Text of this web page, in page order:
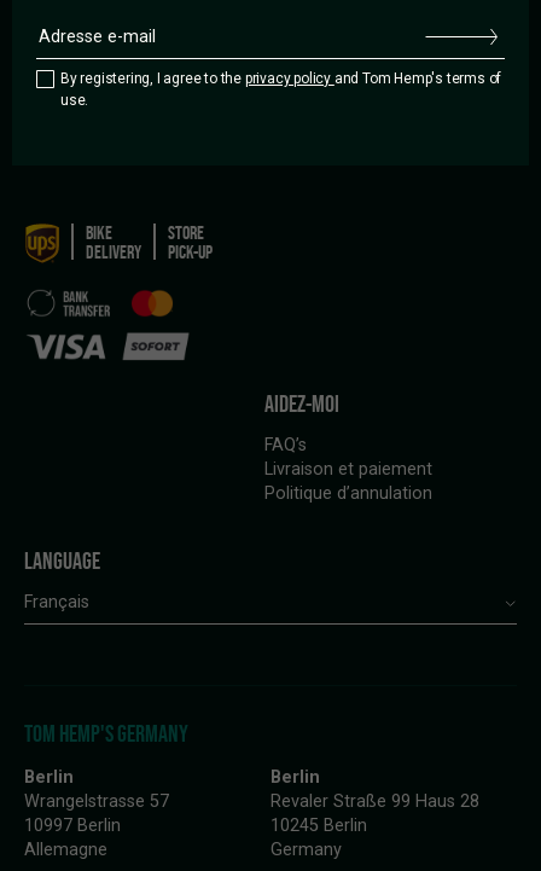
INSCRIPTION À LA NEWSLETTER
BIKE
DELIVERY
STORE
PICK-UP
AIDEZ-MOI
FAQ’s
Livraison et paiement
Politique d’annulation
LANGUAGE
Français
TOM HEMP'S GERMANY
Berlin
Wrangelstrasse 57
10997 Berlin
Allemagne
Berlin
Revaler Straße 99 Haus 28
10245 Berlin
Germany
By registering, I agree to the privacy policy and Tom Hemp's terms of
use.